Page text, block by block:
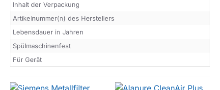
Inhalt der Verpackung
Artikelnummer(n) des Herstellers
Lebensdauer in Jahren
Spülmaschinenfest
Für Gerät